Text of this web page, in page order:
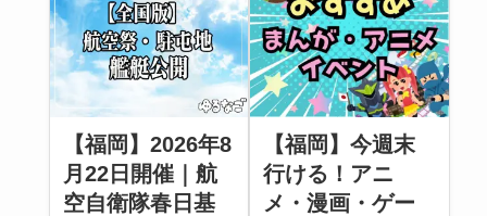
【福岡】2026年8
月22日開催｜航
空自衛隊春日基
【福岡】今週末
行ける！アニ
メ・漫画・ゲー